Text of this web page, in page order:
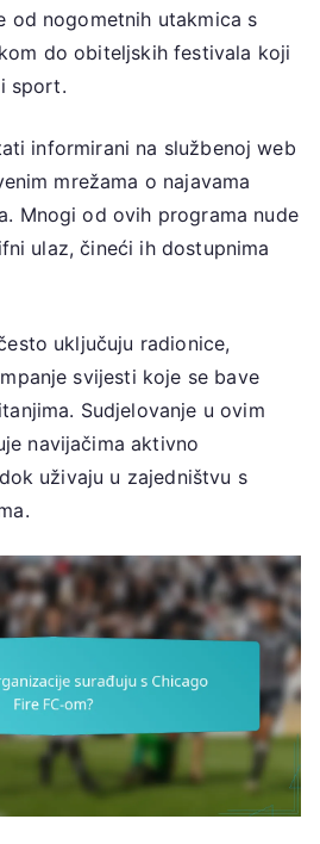
od nogometnih utakmica s
do obiteljskih festivala koji
sport.
informirani na službenoj web
mrežama o najavama
Mnogi od ovih programa nude
ulaz, čineći ih dostupnima
uključuju radionice,
svijesti koje se bave
Sudjelovanje u ovim
navijačima aktivno
uživaju u zajedništvu s